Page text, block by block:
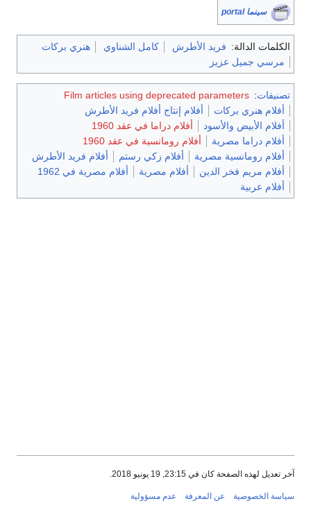
سينما portal
الكلمات الدالة: فريد الأطرش كامل الشناوي
هنري بركات
مرسي جميل عزيز
تصنيفات:
Film articles using deprecated parameters
أفلام هنري بركات
أفلام إنتاج أفلام فريد الأطرش
أفلام الأبيض والأسود
أفلام دراما في عقد 1960
أفلام دراما مصرية
أفلام رومانسية في عقد 1960
أفلام رومانسية مصرية
أفلام زكي رستم
أفلام فريد الأطرش
أفلام مريم فخر الدين
أفلام مصرية
أفلام مصرية في 1962
أفلام عربية
آخر تعديل لهذه الصفحة كان في 23:15, 19 يونيو 2018.
سياسة الخصوصية عن المعرفة عدم مسؤولية